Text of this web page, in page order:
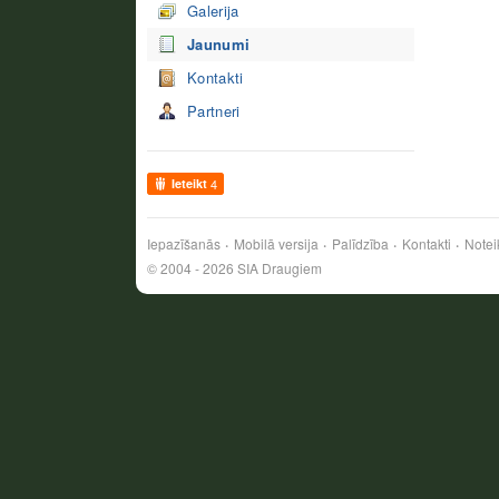
Galerija
Jaunumi
Kontakti
Partneri
Ieteikt 4
Iepazīšanās Mobilā versija Palīdzība Kontakti
© 2004 - 2026 SIA Draugiem